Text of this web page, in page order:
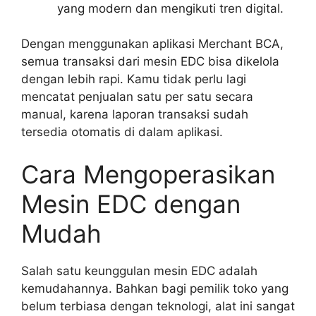
yang modern dan mengikuti tren digital.
Dengan menggunakan aplikasi Merchant BCA,
semua transaksi dari mesin EDC bisa dikelola
dengan lebih rapi. Kamu tidak perlu lagi
mencatat penjualan satu per satu secara
manual, karena laporan transaksi sudah
tersedia otomatis di dalam aplikasi.
Cara Mengoperasikan
Mesin EDC dengan
Mudah
Salah satu keunggulan mesin EDC adalah
kemudahannya. Bahkan bagi pemilik toko yang
belum terbiasa dengan teknologi, alat ini sangat